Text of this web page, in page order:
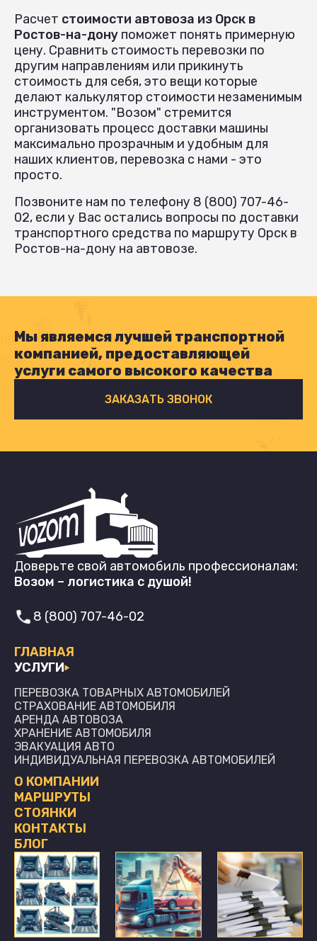
Расчет стоимости автовоза из Орск в
Ростов-на-дону поможет понять примерную
цену. Сравнить стоимость перевозки по
другим направлениям или прикинуть
стоимость для себя, это вещи которые
делают калькулятор стоимости незаменимым
инструментом. "Возом" стремится
организовать процесс доставки машины
максимально прозрачным и удобным для
наших клиентов, перевозка с нами - это
просто.
Позвоните нам по телефону 8 (800) 707-46-
02, если у Вас остались вопросы по доставки
транспортного средства по маршруту Орск в
Ростов-на-дону на автовозе.
Мы являемся лучшей транспортной
компанией, предоставляющей
услуги самого высокого качества
ЗАКАЗАТЬ ЗВОНОК
Доверьте свой автомобиль профессионалам:
Возом – логистика с душой!
ГЛАВНАЯ
УСЛУГИ
ПЕРЕВОЗКА ТОВАРНЫХ АВТОМОБИЛЕЙ
СТРАХОВАНИЕ АВТОМОБИЛЯ
АРЕНДА АВТОВОЗА
ХРАНЕНИЕ АВТОМОБИЛЯ
ЭВАКУАЦИЯ АВТО
ИНДИВИДУАЛЬНАЯ ПЕРЕВОЗКА АВТОМОБИЛЕЙ
О КОМПАНИИ
МАРШРУТЫ
СТОЯНКИ
КОНТАКТЫ
БЛОГ
8 (800) 707-46-02